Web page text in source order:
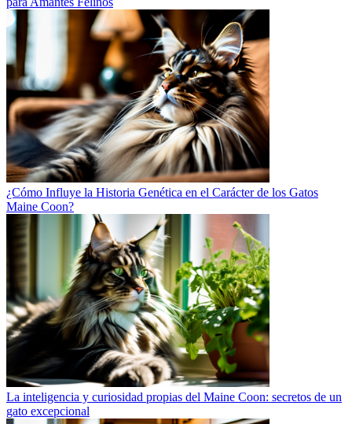
¿Cómo Influye la Historia Genética en el Carácter de los Gatos
Maine Coon?
La inteligencia y curiosidad propias del Maine Coon: secretos de un
gato excepcional